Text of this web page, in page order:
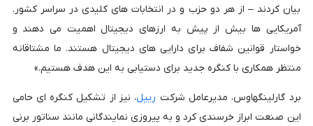
بیان کردند – از هر دو حزب و در انتخابات های کلیدی در سراسر کشور.
آمریکایی ها بیش از پیش به ارزهای دیجیتال اهمیت می دهند و
خواستار قوانین شفاف برای دارایی های دیجیتال هستند. ما مشتاقانه
منتظر همکاری با کنگره جدید برای دستیابی به این هدف هستیم.»
برد گارلینگهاوس، مدیرعامل شرکت ریپل، نیز از تشکیل کنگره ای حامی
این صنعت ابراز خرسندی کرد و به پیروزی نمایندگانی مانند سناتور برنی